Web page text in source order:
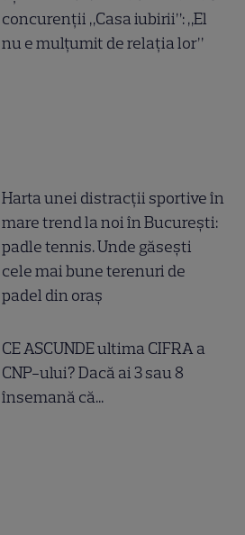
concurenții „Casa iubirii”: „El
nu e mulțumit de relația lor”
Harta unei distracții sportive în
mare trend la noi în București:
padle tennis. Unde găsești
cele mai bune terenuri de
padel din oraș
CE ASCUNDE ultima CIFRA a
CNP-ului? Dacă ai 3 sau 8
însemană că...